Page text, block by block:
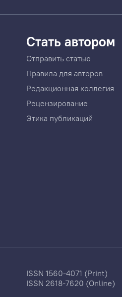
Стать автором
Отправить статью
Правила для авторов
Редакционная коллегия
Рецензирование
Этика публикаций
ISSN 1560-4071 (Print)
ISSN 2618-7620 (Online)